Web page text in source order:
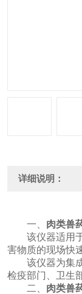
详细说明：
一、 肉类兽
该仪器适用于
害物质的现场快
该仪器为集成
检疫部门、卫生
二、 肉类兽